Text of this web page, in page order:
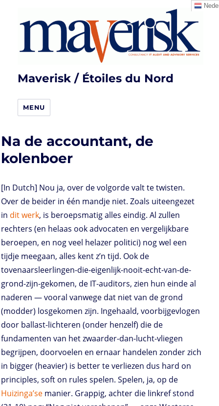
Maverisk / Étoiles du Nord
MENU
Na de accountant, de
kolenboer
[In Dutch] Nou ja, over de volgorde valt te twisten.
Over de beider in één mandje niet. Zoals uiteengezet
in dit werk, is beroepsmatig alles eindig. Al zullen
rechters (en helaas ook advocaten en vergelijkbare
beroepen, en nog veel helazer politici) nog wel een
tijdje meegaan, alles kent z’n tijd. Ook de
tovenaarsleerlingen-die-eigenlijk-nooit-echt-van-de-
grond-zijn-gekomen, de IT-auditors, zien hun einde al
naderen — vooral vanwege dat niet van de grond
(modder) losgekomen zijn. Ingehaald, voorbijgevlogen
door ballast-lichteren (onder henzelf) die de
fundamenten van het zwaarder-dan-lucht-vliegen
begrijpen, doorvoelen en ernaar handelen zonder zich
in bigger (heavier) is better te verliezen dus hard on
principles, soft on rules spelen. Spelen, ja, op de
Huizinga’se manier. Grappig, achter die linkref stond